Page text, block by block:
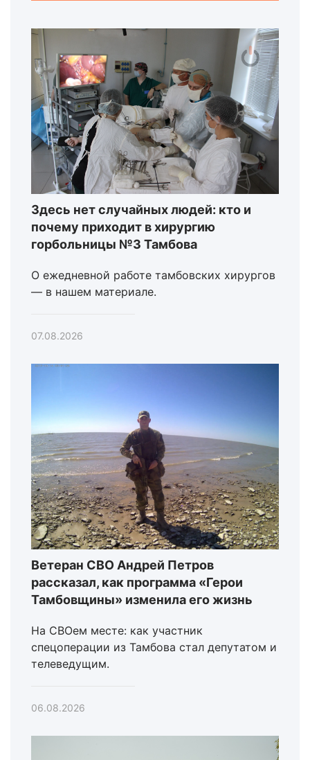
Здесь нет случайных людей: кто и
почему приходит в хирургию
горбольницы №3 Тамбова
О ежедневной работе тамбовских хирургов
— в нашем материале.
07.08.2026
Ветеран СВО Андрей Петров
рассказал, как программа «Герои
Тамбовщины» изменила его жизнь
На СВОем месте: как участник
спецоперации из Тамбова стал депутатом и
телеведущим.
06.08.2026